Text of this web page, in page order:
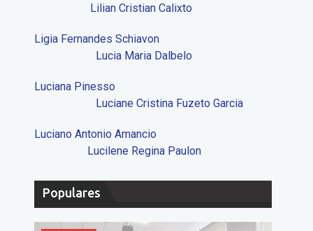
Lilian Cristian Calixto
Ligia Fernandes Schiavon
Lucia Maria Dalbelo
Luciana Pinesso
Luciane Cristina Fuzeto Garcia
Luciano Antonio Amancio
Lucilene Regina Paulon
Populares